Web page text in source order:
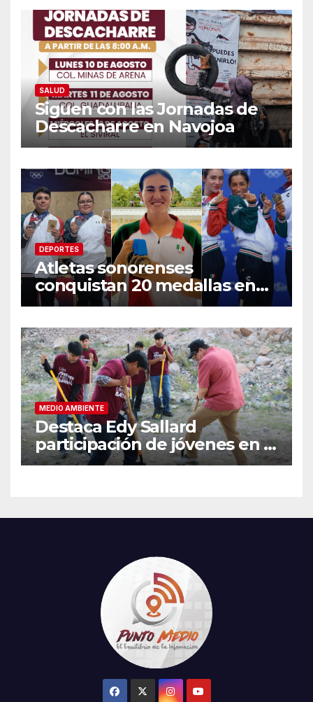
SALUD
Siguen con las Jornadas de
Descacharre en Navojoa
DEPORTES
Atletas sonorenses
conquistan 20 medallas en
Centroamericanos
MEDIO AMBIENTE
Destaca Edy Sallard
participación de jóvenes en la
Jornada Nacional de